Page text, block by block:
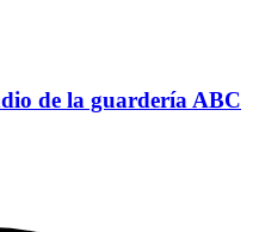
de la guardería ABC